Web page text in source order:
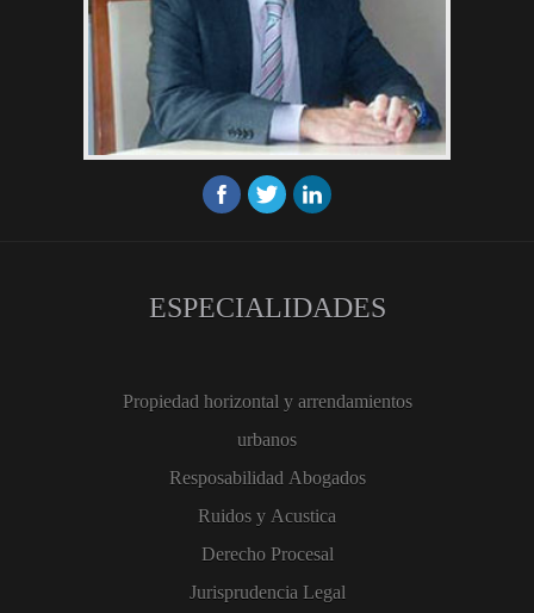
ESPECIALIDADES
Propiedad horizontal y arrendamientos
urbanos
Resposabilidad Abogados
Ruidos y Acustica
Derecho Procesal
Jurisprudencia Legal